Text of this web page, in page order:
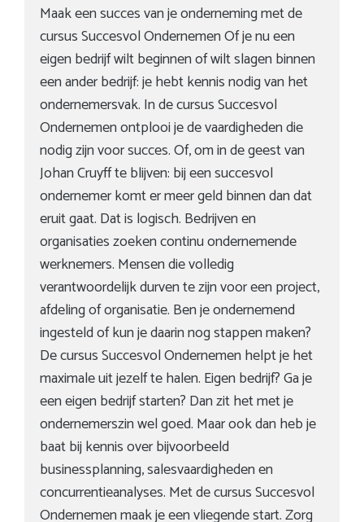
Maak een succes van je onderneming met de
cursus Succesvol Ondernemen Of je nu een
eigen bedrijf wilt beginnen of wilt slagen binnen
een ander bedrijf: je hebt kennis nodig van het
ondernemersvak. In de cursus Succesvol
Ondernemen ontplooi je de vaardigheden die
nodig zijn voor succes. Of, om in de geest van
Johan Cruyff te blijven: bij een succesvol
ondernemer komt er meer geld binnen dan dat
eruit gaat. Dat is logisch. Bedrijven en
organisaties zoeken continu ondernemende
werknemers. Mensen die volledig
verantwoordelijk durven te zijn voor een project,
afdeling of organisatie. Ben je ondernemend
ingesteld of kun je daarin nog stappen maken?
De cursus Succesvol Ondernemen helpt je het
maximale uit jezelf te halen. Eigen bedrijf? Ga je
een eigen bedrijf starten? Dan zit het met je
ondernemerszin wel goed. Maar ook dan heb je
baat bij kennis over bijvoorbeeld
businessplanning, salesvaardigheden en
concurrentieanalyses. Met de cursus Succesvol
Ondernemen maak je een vliegende start. Zorg